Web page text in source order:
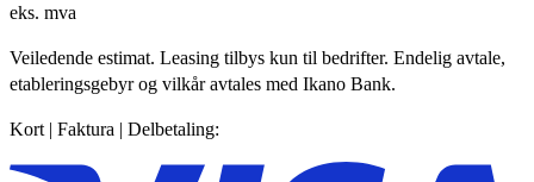
eks. mva
Veiledende estimat. Leasing tilbys kun til bedrifter. Endelig avtale,
etableringsgebyr og vilkår avtales med Ikano Bank.
Kort | Faktura | Delbetaling: